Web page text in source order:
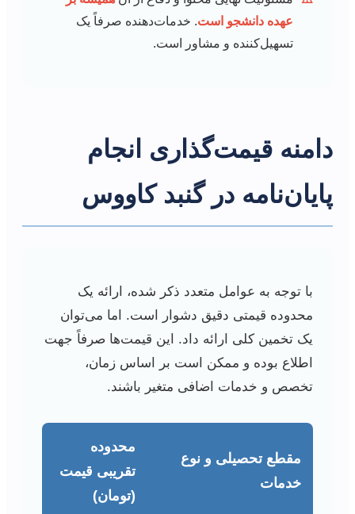
عهده دانشجو است. خدمات‌دهنده صرفاً یک
تسهیل‌کننده و مشاور است.
دامنه قیمت‌گذاری انجام
پایان‌نامه در گنبد کاووس
با توجه به عوامل متعدد ذکر شده، ارائه یک
محدوده قیمتی دقیق دشوار است. اما می‌توان
یک تخمین کلی ارائه داد. این قیمت‌ها صرفاً جهت
اطلاع بوده و ممکن است بر اساس زمان،
تخصص و خدمات اضافی متغیر باشند.
مقطع تحصیلی و نوع
خدمات
محدوده
تقریبی قیمت
(تومان)